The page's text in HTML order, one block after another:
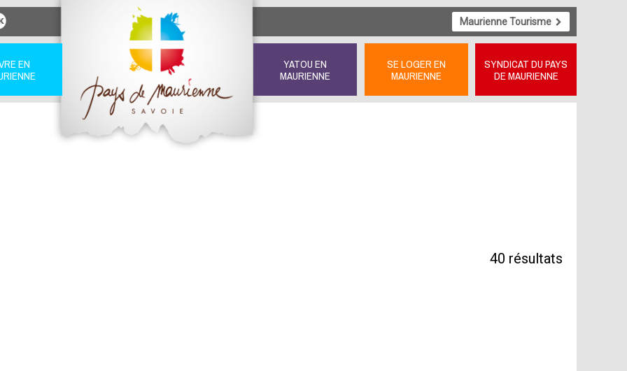
Maurienne Tourisme
EN
YATOU EN
MAURIENNE
SE LOGER EN
MAURIENNE
SYNDICAT DU PAYS
DE MAURIENNE
40 résultats